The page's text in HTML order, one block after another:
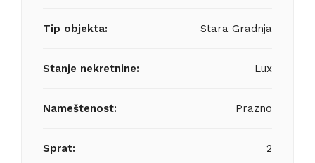
Tip objekta: Stara Gradnja
Stanje nekretnine: Lux
Nameštenost: Prazno
Sprat: 2